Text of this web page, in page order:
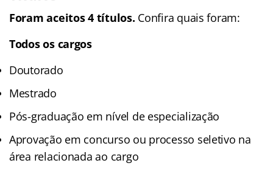
Foram aceitos 4 títulos. Confira quais foram:
Todos os cargos
Doutorado
Mestrado
Pós-graduação em nível de especialização
Aprovação em concurso ou processo seletivo na
área relacionada ao cargo